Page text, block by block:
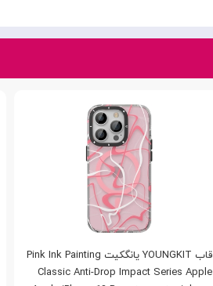
قاب YOUNGKIT یانگکیت Pink Ink Painting
Classic Anti-Drop Impact Series Apple